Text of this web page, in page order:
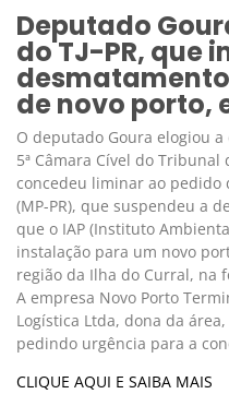
Deputado
do TJ-PR, que
de novo porto,
O deputado Goura elogiou
5ª Câmara Cível do Tribunal
concedeu liminar ao pedido
(MP-PR), que suspendeu a
que o IAP (Instituto
instalação para um novo
região da Ilha do Curral, na
A empresa Novo Porto
Logística Ltda, dona da
pedindo urgência para a
CLIQUE AQUI E SAIBA MAIS